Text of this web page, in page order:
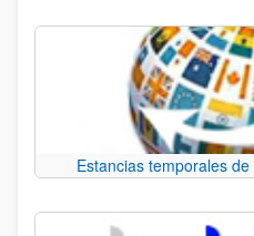
Estancias temporales